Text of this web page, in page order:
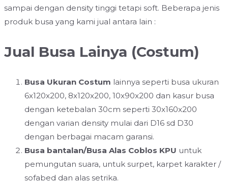
sampai dengan density tinggi tetapi soft. Beberapa jenis
produk busa yang kami jual antara lain :
Jual Busa Lainya (Costum)
Busa Ukuran Costum lainnya seperti busa ukuran
6x120x200, 8x120x200, 10x90x200 dan kasur busa
dengan ketebalan 30cm seperti 30x160x200
dengan varian density mulai dari D16 sd D30
dengan berbagai macam garansi.
Busa bantalan/Busa Alas Coblos KPU untuk
pemungutan suara, untuk surpet, karpet karakter /
sofabed dan alas setrika.